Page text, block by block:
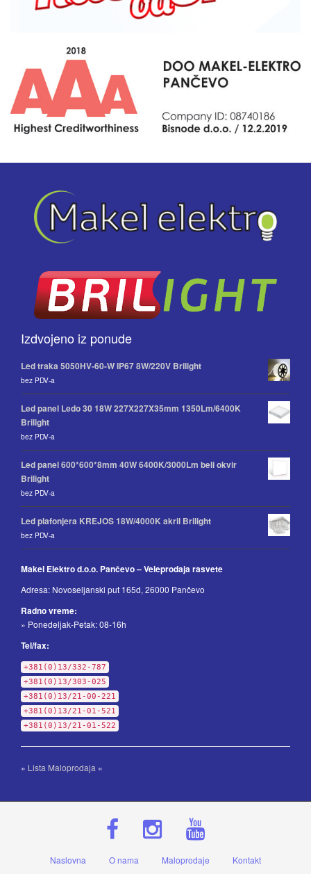
Izdvojeno iz ponude
Led traka 5050HV-60-W IP67 8W/220V Brilight
bez PDV-a
Led panel Ledo 30 18W 227X227X35mm 1350Lm/6400K
Brilight
bez PDV-a
Led panel 600*600*8mm 40W 6400K/3000Lm beli okvir
Brilight
bez PDV-a
Led plafonjera KREJOS 18W/4000K akril Brilight
bez PDV-a
Makel Elektro d.o.o. Pančevo – Veleprodaja rasvete
Adresa: Novoseljanski put 165d, 26000 Pančevo
Radno vreme:
» Ponedeljak-Petak: 08-16h
Tel/fax:
+381(0)13/332-787
+381(0)13/303-025
+381(0)13/21-00-221
+381(0)13/21-01-521
+381(0)13/21-01-522
» Lista Maloprodaja «
Naslovna O nama Maloprodaje Kontakt